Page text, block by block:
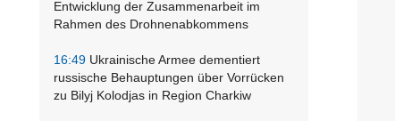
Entwicklung der Zusammenarbeit im
Rahmen des Drohnenabkommens
16:49 Ukrainische Armee dementiert
russische Behauptungen über Vorrücken
zu Bilyj Kolodjas in Region Charkiw